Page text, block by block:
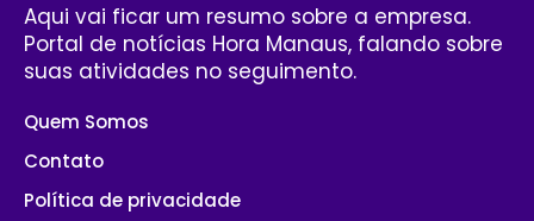
Aqui vai ficar um resumo sobre a empresa.
Portal de notícias Hora Manaus, falando sobre
suas atividades no seguimento.
Quem Somos
Contato
Política de privacidade